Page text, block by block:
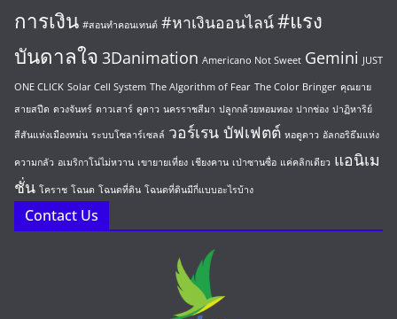
การเงิน #สอนทำคอนเทนต์ #หาเงินออนไลน์#แรง
บันดาลใจ 3Danimation Americano Not Sweet Gemini JUST
ONE CLICK Solar Cell System The Algorithm of Fear The Color Bringer คุณยาย
สายสปีด ดวงจันทร์ ดาวเสาร์ ดูดาว นครราชสีมา ปลูกกล้วยหอมทอง ปากช่อง ปาฏิหาริย์
สีสันแห่งเมืองหม่น ระบบโซลาร์เซลล์ วอร์เรน บัฟเฟตต์ หอดูดาว อัลกอริธึมแห่ง
ความกลัว อเมริกาโน่ไม่หวาน เขายายเที่ยง เชียงคาน เป่าซานซื่อ แค่คลิกเดียว แอนิเม
ชั่น โคราช โฉนด โฉนดที่ดิน โฉนดที่ดินมีกี่แบบอะไรบ้าง
Contact Us